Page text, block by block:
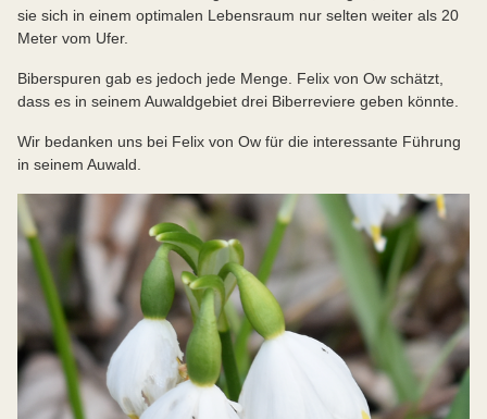
sie sich in einem optimalen Lebensraum nur selten weiter als 20
Meter vom Ufer.
Biberspuren gab es jedoch jede Menge. Felix von Ow schätzt,
dass es in seinem Auwaldgebiet drei Biberreviere geben könnte.
Wir bedanken uns bei Felix von Ow für die interessante Führung
in seinem Auwald.